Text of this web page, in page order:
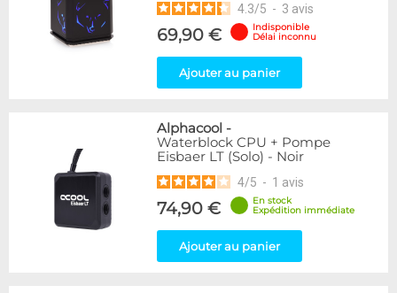
4.3/5 - 3 avis
69,90 €
Indisponible
Délai inconnu
Ajouter au panier
Alphacool -
Waterblock CPU + Pompe
Eisbaer LT (Solo) - Noir
4/5 - 1 avis
74,90 €
En stock
Expédition immédiate
Ajouter au panier